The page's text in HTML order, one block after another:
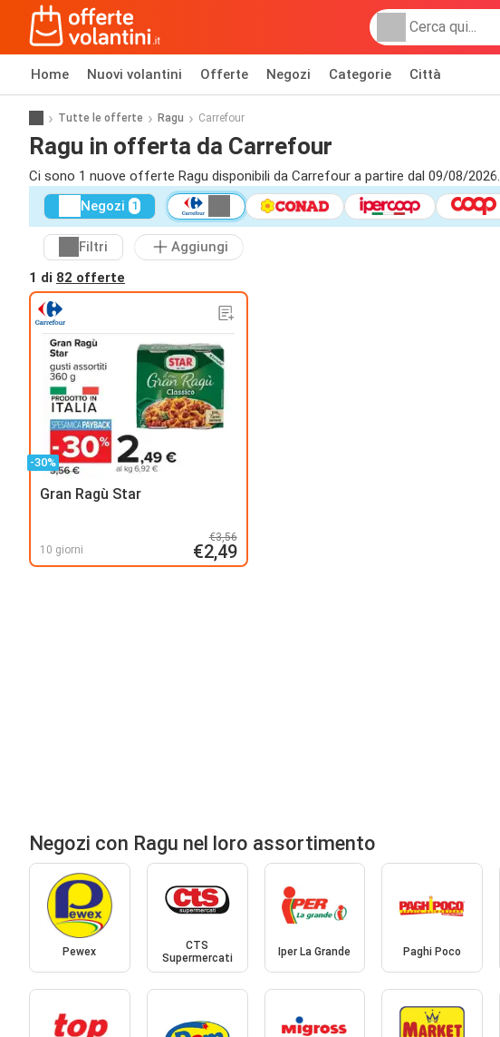
Home Nuovi volantini Offerte Negozi Categorie Città
Tutte le offerte Ragu Carrefour
Ragu in offerta da Carrefour
Ci sono 1 nuove offerte Ragu disponibili da Carrefour a partire dal 09/08/2026.
Negozi 1
Filtri
Aggiungi
1 di 82 offerte
-30%
Gran Ragù Star
10 giorni
€3,56
€2,49
Negozi con Ragu nel loro assortimento
Pewex
CTS
Supermercati
Iper La Grande Paghi Poco